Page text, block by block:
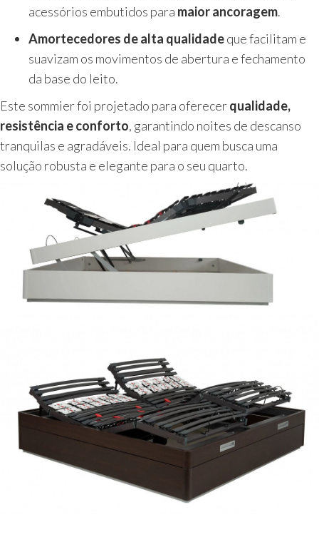
acessórios embutidos para maior ancoragem.
Amortecedores de alta qualidadeque facilitam e
suavizam os movimentos de abertura e fechamento
da base do leito.
Este sommier foi projetado para oferecerqualidade,
resistência e conforto, garantindo noites de descanso
tranquilas e agradáveis. Ideal para quem busca uma
solução robusta e elegante para o seu quarto.